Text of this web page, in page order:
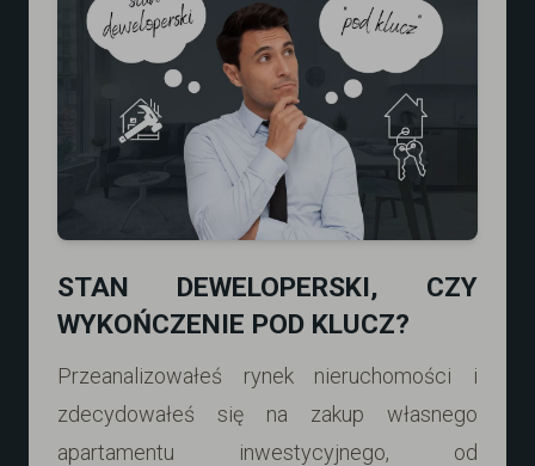
STAN DEWELOPERSKI, CZY
WYKOŃCZENIE POD KLUCZ?
Przeanalizowałeś rynek nieruchomości i
zdecydowałeś się na zakup własnego
apartamentu inwestycyjnego, od